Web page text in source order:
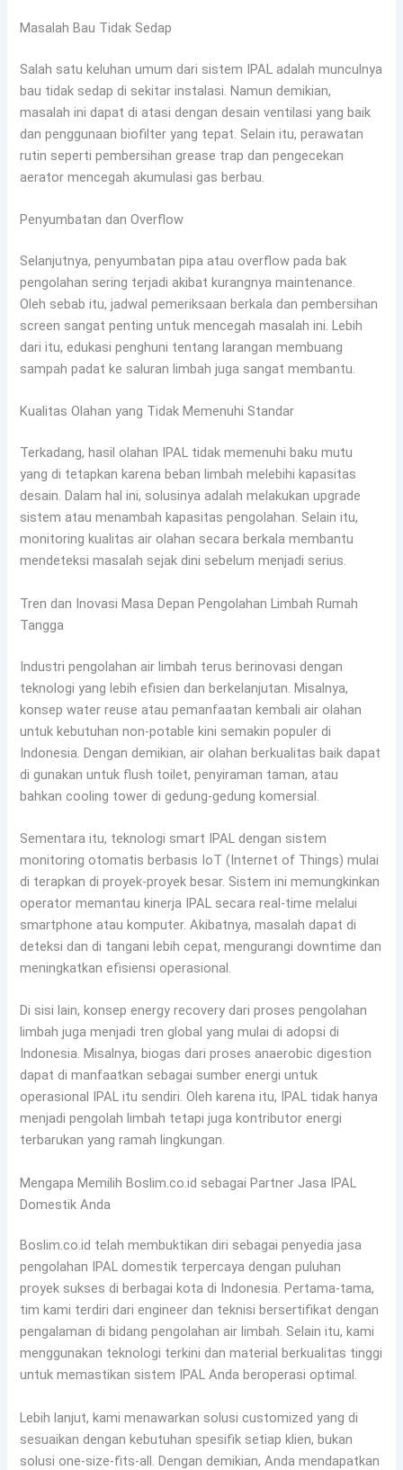
Masalah Bau Tidak Sedap
Salah satu keluhan umum dari sistem IPAL adalah munculnya
bau tidak sedap di sekitar instalasi. Namun demikian,
masalah ini dapat di atasi dengan desain ventilasi yang baik
dan penggunaan biofilter yang tepat. Selain itu, perawatan
rutin seperti pembersihan grease trap dan pengecekan
aerator mencegah akumulasi gas berbau.
Penyumbatan dan Overflow
Selanjutnya, penyumbatan pipa atau overflow pada bak
pengolahan sering terjadi akibat kurangnya maintenance.
Oleh sebab itu, jadwal pemeriksaan berkala dan pembersihan
screen sangat penting untuk mencegah masalah ini. Lebih
dari itu, edukasi penghuni tentang larangan membuang
sampah padat ke saluran limbah juga sangat membantu.
Kualitas Olahan yang Tidak Memenuhi Standar
Terkadang, hasil olahan IPAL tidak memenuhi baku mutu
yang di tetapkan karena beban limbah melebihi kapasitas
desain. Dalam hal ini, solusinya adalah melakukan upgrade
sistem atau menambah kapasitas pengolahan. Selain itu,
monitoring kualitas air olahan secara berkala membantu
mendeteksi masalah sejak dini sebelum menjadi serius.
Tren dan Inovasi Masa Depan Pengolahan Limbah Rumah
Tangga
Industri pengolahan air limbah terus berinovasi dengan
teknologi yang lebih efisien dan berkelanjutan. Misalnya,
konsep water reuse atau pemanfaatan kembali air olahan
untuk kebutuhan non-potable kini semakin populer di
Indonesia. Dengan demikian, air olahan berkualitas baik dapat
di gunakan untuk flush toilet, penyiraman taman, atau
bahkan cooling tower di gedung-gedung komersial.
Sementara itu, teknologi smart IPAL dengan sistem
monitoring otomatis berbasis IoT (Internet of Things) mulai
di terapkan di proyek-proyek besar. Sistem ini memungkinkan
operator memantau kinerja IPAL secara real-time melalui
smartphone atau komputer. Akibatnya, masalah dapat di
deteksi dan di tangani lebih cepat, mengurangi downtime dan
meningkatkan efisiensi operasional.
Di sisi lain, konsep energy recovery dari proses pengolahan
limbah juga menjadi tren global yang mulai di adopsi di
Indonesia. Misalnya, biogas dari proses anaerobic digestion
dapat di manfaatkan sebagai sumber energi untuk
operasional IPAL itu sendiri. Oleh karena itu, IPAL tidak hanya
menjadi pengolah limbah tetapi juga kontributor energi
terbarukan yang ramah lingkungan.
Mengapa Memilih Boslim.co.id sebagai Partner Jasa IPAL
Domestik Anda
Boslim.co.id telah membuktikan diri sebagai penyedia jasa
pengolahan IPAL domestik terpercaya dengan puluhan
proyek sukses di berbagai kota di Indonesia. Pertama-tama,
tim kami terdiri dari engineer dan teknisi bersertifikat dengan
pengalaman di bidang pengolahan air limbah. Selain itu, kami
menggunakan teknologi terkini dan material berkualitas tinggi
untuk memastikan sistem IPAL Anda beroperasi optimal.
Lebih lanjut, kami menawarkan solusi customized yang di
sesuaikan dengan kebutuhan spesifik setiap klien, bukan
solusi one-size-fits-all. Dengan demikian, Anda mendapatkan